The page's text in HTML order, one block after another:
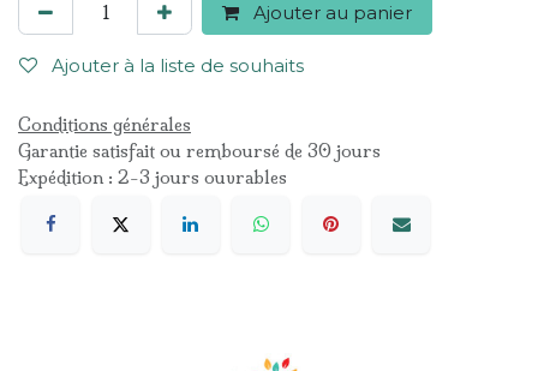
Ajouter au panier
Ajouter à la liste de souhaits
Conditions générales
Garantie satisfait ou remboursé de 30 jours
Expédition : 2-3 jours ouvrables